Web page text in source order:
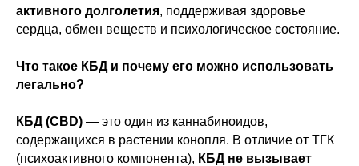
активного долголетия, поддерживая здоровье
сердца, обмен веществ и психологическое состояние.
Что такое КБД и почему его можно использовать
легально?
КБД (CBD) — это один из каннабиноидов,
содержащихся в растении конопля. В отличие от ТГК
(психоактивного компонента), КБД не вызывает